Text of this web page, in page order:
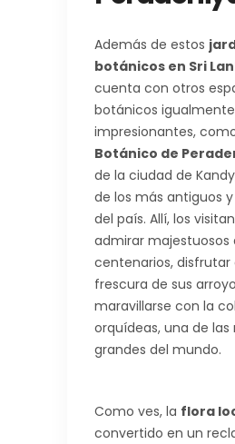
Además de estos
botánicos en Sri
cuenta con otros
botánicos igualmente
impresionantes,
Botánico de
de la ciudad de
de los más antiguos
del país. Allí, los
admirar majestuosos
centenarios, disfrutar
frescura de sus
maravillarse con la
orquídeas, una de las
grandes del mundo.
Como ves, la flora
convertido en un